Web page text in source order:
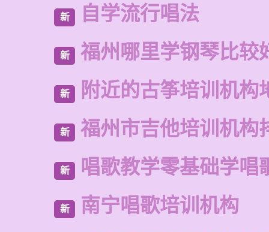
新 自学流行唱法
新 福州哪里学钢琴比较
新 附近的古筝培训机构
新 福州市吉他培训机构
新 唱歌教学零基础学唱
新 南宁唱歌培训机构